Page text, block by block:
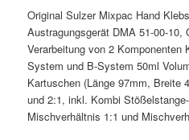
Original Sulzer Mixpac Hand
Austragungsgerät DMA 51-00-10,
Verarbeitung von 2
System und B-System 50ml
Kartuschen (Länge 97mm, Breite
und 2:1, inkl. Kombi
Mischverhältnis 1:1 und